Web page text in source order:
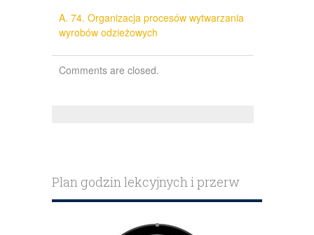
A. 74. Organizacja procesów wytwarzania
wyrobów odzieżowych
Comments are closed.
Plan godzin lekcyjnych i przerw